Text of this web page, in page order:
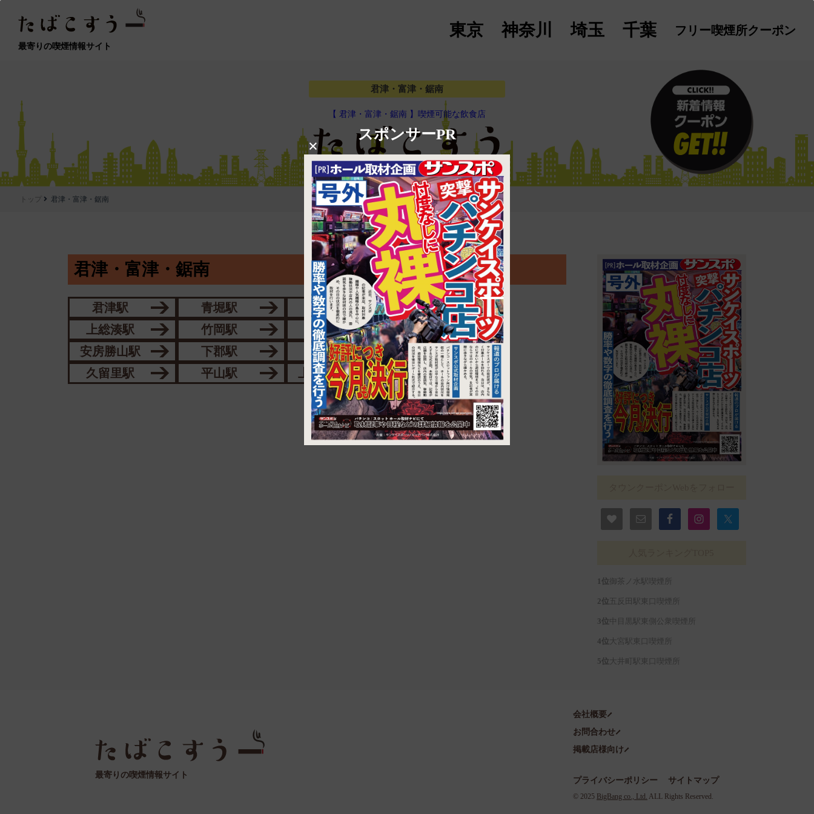
最寄りの喫煙情報サイト
東京 神奈川 埼玉 千葉 フリー喫煙所クーポン
スポンサーPR
×
1
君津・富津・鋸南
【 君津・富津・鋸南 】喫煙可能な飲食店
トップ 君津・富津・鋸南
マップで見る
君津・富津・鋸南
君津駅 青堀駅 大貫駅
佐貫町駅
上総湊駅
竹岡駅 浜金谷駅
保田駅
安房勝山駅
下郡駅 小櫃駅
俵田駅
久留里駅
平山駅 上総松丘駅 上総亀山駅
御茶ノ水駅喫煙所
五反田駅東口喫煙所
中目黒駅東側公衆喫煙所
大宮駅東口喫煙所
大井町駅東口喫煙所
最寄りの喫煙情報サイト
会社概要
お問合わせ
掲載店様向け
プライバシーポリシー サイトマップ
©️ 2025 BigBang co., Ltd. ALL Rights Reserved.